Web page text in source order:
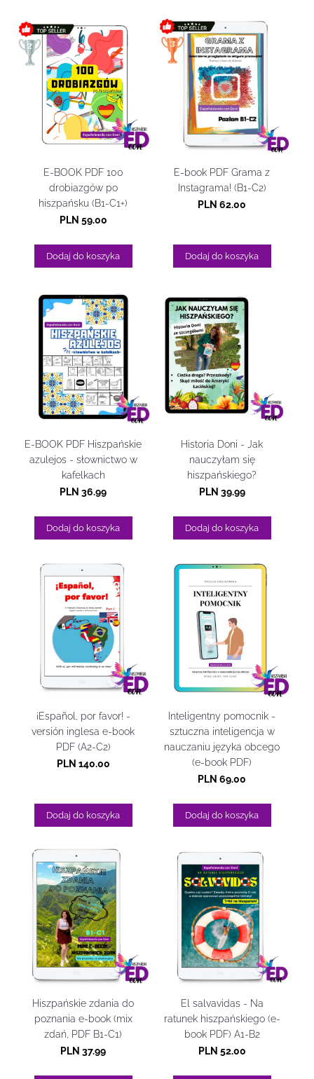
E-BOOK PDF 100
drobiazgów po
hiszpańsku (B1-C1+)
PLN 59.00
Dodaj do koszyka
E-book PDF Grama z
Instagrama! (B1-C2)
PLN 62.00
Dodaj do koszyka
E-BOOK PDF Hiszpańskie
azulejos - słownictwo w
kafelkach
PLN 36.99
Dodaj do koszyka
Historia Doni - Jak
nauczyłam się
hiszpańskiego?
PLN 39.99
Dodaj do koszyka
¡Español, por favor! -
versión inglesa e-book
PDF (A2-C2)
PLN 140.00
Dodaj do koszyka
Inteligentny pomocnik -
sztuczna inteligencja w
nauczaniu języka obcego
(e-book PDF)
PLN 69.00
Dodaj do koszyka
Hiszpańskie zdania do
poznania e-book (mix
zdań, PDF B1-C1)
PLN 37.99
El salvavidas - Na
ratunek hiszpańskiego (e-
book PDF) A1-B2
PLN 52.00